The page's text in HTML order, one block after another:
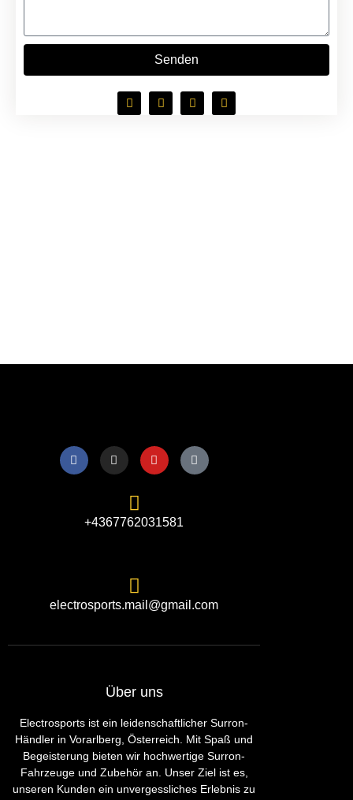
Senden
+4367762031581
electrosports.mail@gmail.com
Über uns
Electrosports ist ein leidenschaftlicher Surron-
Händler in Vorarlberg, Österreich. Mit Spaß und
Begeisterung bieten wir hochwertige Surron-
Fahrzeuge und Zubehör an. Unser Ziel ist es,
unseren Kunden ein unvergessliches Erlebnis zu